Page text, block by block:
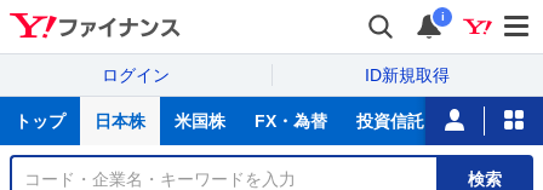
i
ログイン ID新規取得
サ
トップ 日本株 米国株 FX・為替 投資信託 ニュース
銘
検索